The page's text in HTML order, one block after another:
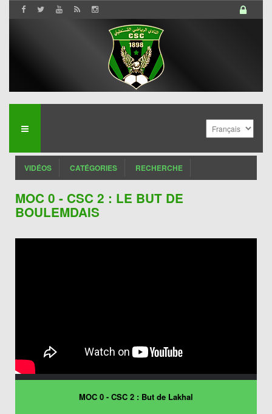
VIDÉOS CATÉGORIES RECHERCHE
MOC 0 - CSC 2 : LE BUT DE
BOULEMDAIS
MOC 0 - CSC 2 : But de Lakhal